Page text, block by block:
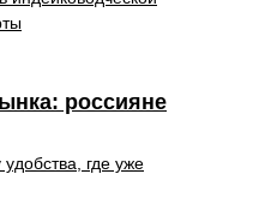
россияне
где уже